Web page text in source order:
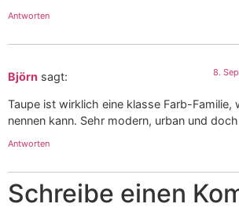
Antworten
Björn sagt: 8.
Taupe ist wirklich eine klasse Farb-Familie,
nennen kann. Sehr modern, urban und
Antworten
Schreibe einen